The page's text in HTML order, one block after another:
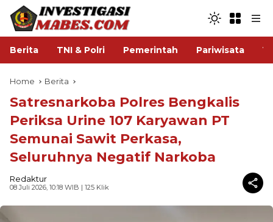
Berita TNI & Polri Pemerintah Pariwisata
Home Berita
Satresnarkoba Polres Bengkalis
Periksa Urine 107 Karyawan PT
Semunai Sawit Perkasa,
Seluruhnya Negatif Narkoba
Redaktur
08 Juli 2026, 10:18 WIB | 125 Klik